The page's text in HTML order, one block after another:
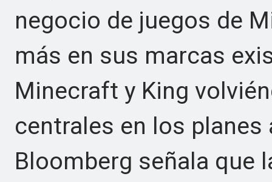
negocio de juegos de
más en sus marcas
Minecraft y King
centrales en los planes
Bloomberg señala que